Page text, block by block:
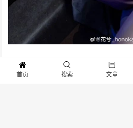
首页 搜索 文章